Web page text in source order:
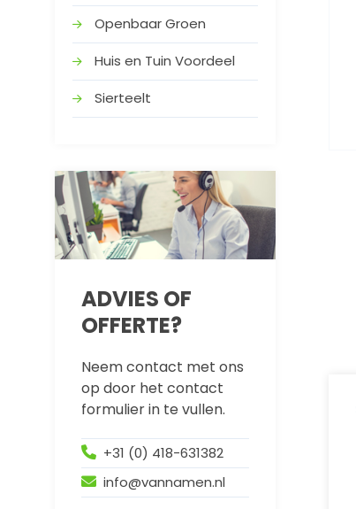
Openbaar Groen
Huis en Tuin Voordeel
Sierteelt
ADVIES OF
OFFERTE?
Neem contact met ons
op door het contact
formulier in te vullen.
+31 (0) 418-631382
info@vannamen.nl